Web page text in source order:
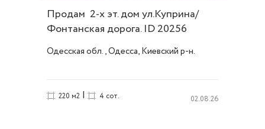
Продам 2-х эт. дом ул.Куприна/
Фонтанская дорога. ID 20256
Одесская обл., Одесса, Киевский р-н.
220 м2 | 4 сот. 02.08.26